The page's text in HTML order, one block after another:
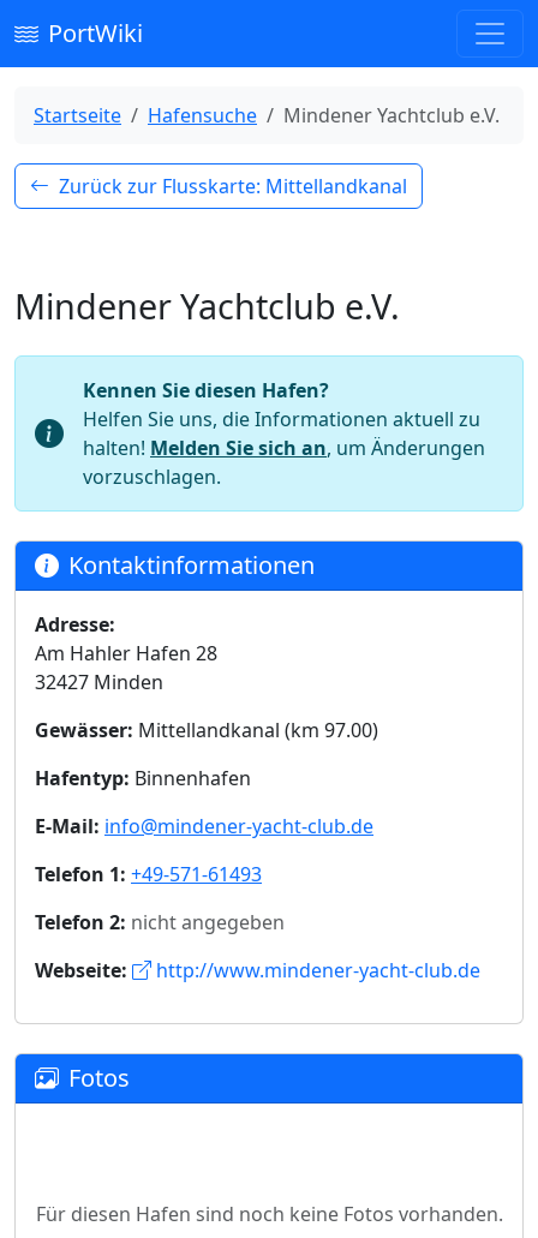
PortWiki
Startseite Hafensuche Mindener Yachtclub e.V.
Zurück zur Flusskarte: Mittellandkanal
Mindener Yachtclub e.V.
Kennen Sie diesen Hafen?
Helfen Sie uns, die Informationen aktuell zu
halten! Melden Sie sich an, um Änderungen
vorzuschlagen.
Kontaktinformationen
Adresse:
Am Hahler Hafen 28
32427 Minden
Gewässer: Mittellandkanal (km 97.00)
Hafentyp: Binnenhafen
E-Mail: info@mindener-yacht-club.de
Telefon 1: +49-571-61493
Telefon 2: nicht angegeben
Webseite:
http://www.mindener-yacht-club.de
Fotos
Für diesen Hafen sind noch keine Fotos vorhanden.